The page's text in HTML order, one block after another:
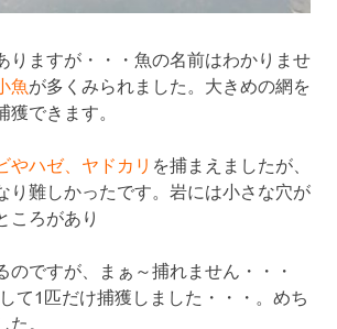
りますが・・・魚の名前はわかりませ
魚が多くみられました。大きめの網を
獲できます。
やハゼ、ヤドカリ を捕まえましたが、
り難しかったです。岩には小さな穴が
ころがあり
のですが、まぁ～捕れません・・・
て1匹だけ捕獲しました・・・。めち
。